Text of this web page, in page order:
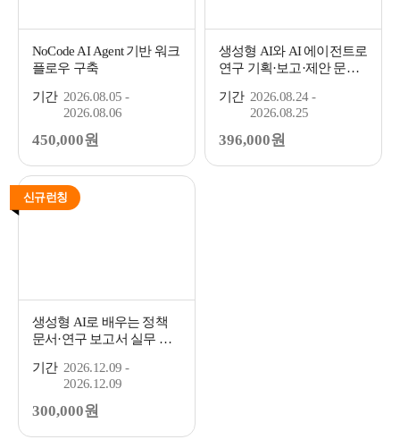
NoCode AI Agent 기반 워크
플로우 구축
기간 2026.08.05 -
2026.08.06
450,000원
생성형 AI와 AI 에이전트로
연구 기획·보고·제안 문서
기간 2026.08.24 -
2026.08.25
396,000원
신규런칭
생성형 AI로 배우는 정책
문서·연구 보고서 실무 테
기간 2026.12.09 -
2026.12.09
300,000원